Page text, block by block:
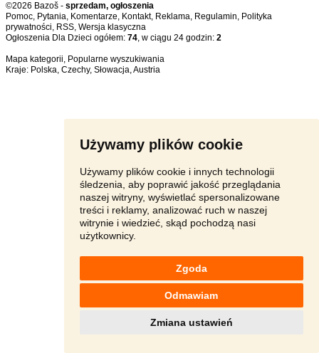
Używamy plików cookie
Używamy plików cookie i innych technologii
śledzenia, aby poprawić jakość przeglądania
naszej witryny, wyświetlać spersonalizowane
treści i reklamy, analizować ruch w naszej
witrynie i wiedzieć, skąd pochodzą nasi
użytkownicy.
Zgoda
Odmawiam
Zmiana ustawień
©2026 Bazoš - sprzedam, ogłoszenia
Pomoc, Pytania, Komentarze, Kontakt, Reklama, Regulamin, Polityka
prywatności, RSS,
Ogłoszenia Dla Dzieci ogółem: 74, w ciągu 24 godzin: 2
Mapa kategorii, Popularne wyszukiwania
Kraje: Polska, Czechy, Słowacja,Austria